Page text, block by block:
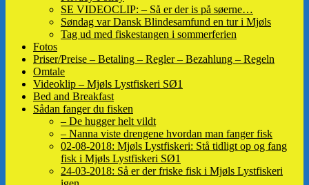
SE VIDEOCLIP: – Så er der is på søerne…
Søndag var Dansk Blindesamfund en tur i Mjøls
Tag ud med fiskestangen i sommerferien
Fotos
Priser/Preise – Betaling – Regler – Bezahlung – Regeln
Omtale
Videoklip – Mjøls Lystfiskeri SØ1
Bed and Breakfast
Sådan fanger du fisken
– De hugger helt vildt
– Nanna viste drengene hvordan man fanger fisk
02-08-2018: Mjøls Lystfiskeri: Stå tidligt op og fang
fisk i Mjøls Lystfiskeri SØ1
24-03-2018: Så er der friske fisk i Mjøls Lystfiskeri